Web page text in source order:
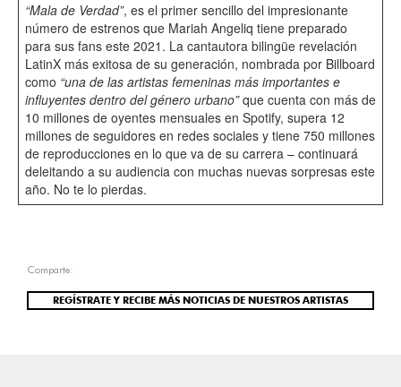
“Mala de Verdad”, es el primer sencillo del impresionante
número de estrenos que Mariah Angeliq tiene preparado
para sus fans este 2021. La cantautora bilingüe revelación
LatinX más exitosa de su generación, nombrada por Billboard
como “una de las artistas femeninas más importantes e
influyentes dentro del género urbano”que cuenta con más de
10 millones de oyentes mensuales en Spotify, supera 12
millones de seguidores en redes sociales y tiene 750 millones
de reproducciones en lo que va de su carrera – continuará
deleitando a su audiencia con muchas nuevas sorpresas este
año. No te lo pierdas.
Comparte:
REGÍSTRATE Y RECIBE MÁS NOTICIAS DE NUESTROS ARTISTAS